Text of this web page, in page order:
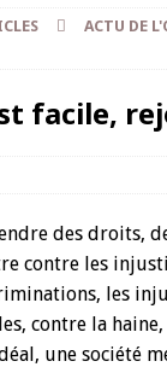
ACTU DE
facile,
des droits,
contre les
les
contre la haine,
une société